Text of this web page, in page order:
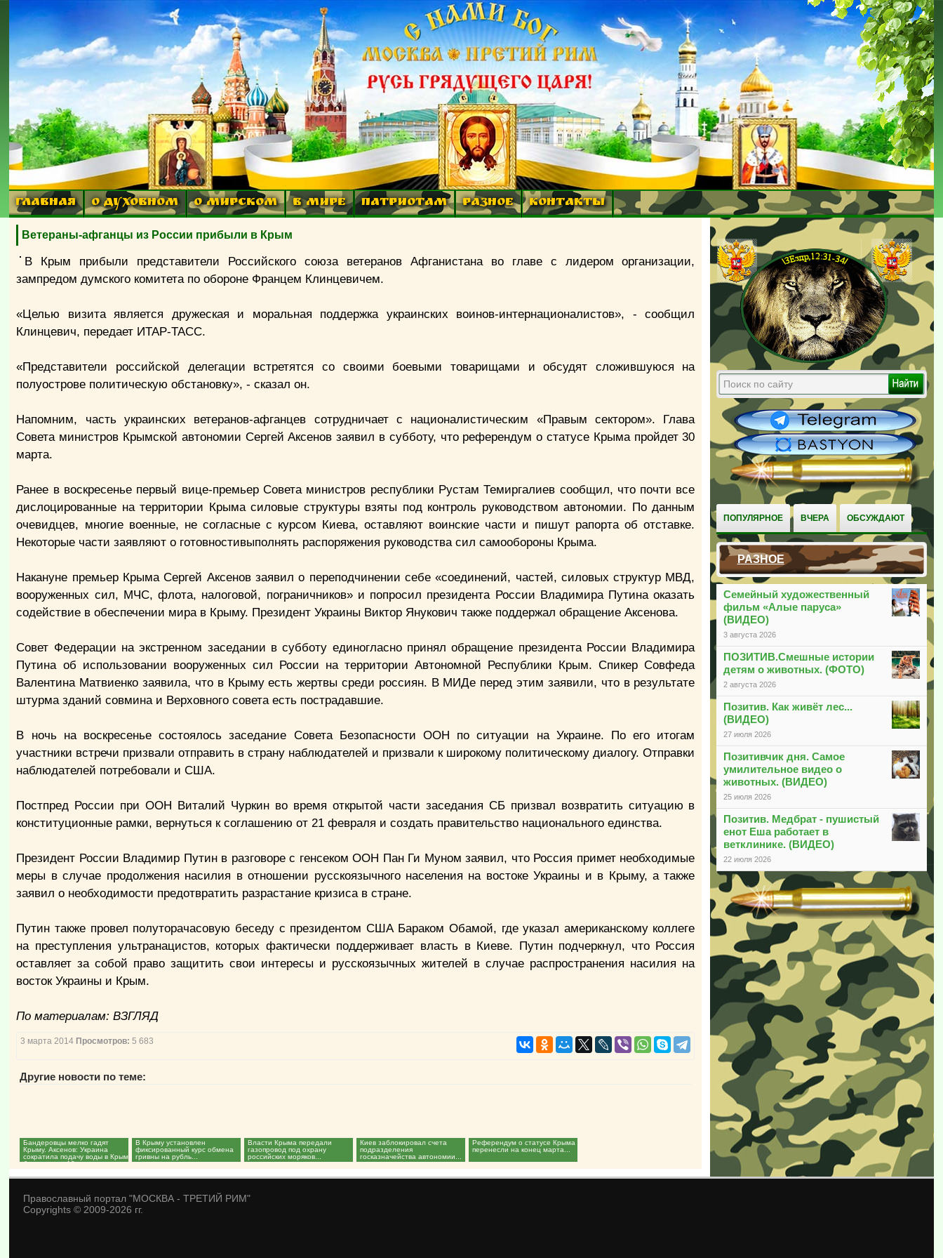
ГЛАВНАЯ О ДУХОВНОМ О МИРСКОМ В МИРЕ ПАТРИОТАМ РАЗНОЕ КОНТАКТЫ
ПОПУЛЯРНОЕ ВЧЕРА ОБСУЖДАЮТ
РАЗНОЕ
Семейный художественный
фильм «Алые паруса»
(ВИДЕО)
3 августа 2026
ПОЗИТИВ.Смешные истории
детям о животных. (ФОТО)
2 августа 2026
Позитив. Как живёт лес...
(ВИДЕО)
27 июля 2026
Позитивчик дня. Самое
умилительное видео о
животных. (ВИДЕО)
25 июля 2026
Позитив. Медбрат - пушистый
енот Еша работает в
ветклинике. (ВИДЕО)
22 июля 2026
Ветераны-афганцы из России прибыли в Крым
В Крым прибыли представители Российского союза ветеранов Афганистана во главе с лидером организации,
зампредом думского комитета по обороне Францем Клинцевичем.
«Целью визита является дружеская и моральная поддержка украинских воинов-интернационалистов», - сообщил
Клинцевич, передает ИТАР-ТАСС.
«Представители российской делегации встретятся со своими боевыми товарищами и обсудят сложившуюся на
полуострове политическую обстановку», - сказал он.
Напомним, часть украинских ветеранов-афганцев сотрудничает с националистическим «Правым сектором». Глава
Совета министров Крымской автономии Сергей Аксенов заявил в субботу, что референдум о статусе Крыма пройдет 30
марта.
Ранее в воскресенье первый вице-премьер Совета министров республики Рустам Темиргалиев сообщил, что почти все
дислоцированные на территории Крыма силовые структуры взяты под контроль руководством автономии. По данным
очевидцев, многие военные, не согласные с курсом Киева, оставляют воинские части и пишут рапорта об отставке.
Некоторые части заявляют о готовностивыполнять распоряжения руководства сил самообороны Крыма.
Накануне премьер Крыма Сергей Аксенов заявил о переподчинении себе «соединений, частей, силовых структур МВД,
вооруженных сил, МЧС, флота, налоговой, пограничников» и попросил президента России Владимира Путина оказать
содействие в обеспечении мира в Крыму. Президент Украины Виктор Янукович также поддержал обращение Аксенова.
Совет Федерации на экстренном заседании в субботу единогласно принял обращение президента России Владимира
Путина об использовании вооруженных сил России на территории Автономной Республики Крым. Спикер Совфеда
Валентина Матвиенко заявила, что в Крыму есть жертвы среди россиян. В МИДе перед этим заявили, что в результате
штурма зданий совмина и Верховного совета есть пострадавшие.
В ночь на воскресенье состоялось заседание Совета Безопасности ООН по ситуации на Украине. По его итогам
участники встречи призвали отправить в страну наблюдателей и призвали к широкому политическому диалогу. Отправки
наблюдателей потребовали и США.
Постпред России при ООН Виталий Чуркин во время открытой части заседания СБ призвал возвратить ситуацию в
конституционные рамки, вернуться к соглашению от 21 февраля и создать правительство национального единства.
Президент России Владимир Путин в разговоре с генсеком ООН Пан Ги Муном заявил, что Россия примет необходимые
меры в случае продолжения насилия в отношении русскоязычного населения на востоке Украины и в Крыму, а также
заявил о необходимости предотвратить разрастание кризиса в стране.
Путин также провел полуторачасовую беседу с президентом США Бараком Обамой, где указал американскому коллеге
на преступления ультранацистов, которых фактически поддерживает власть в Киеве. Путин подчеркнул, что Россия
оставляет за собой право защитить свои интересы и русскоязычных жителей в случае распространения насилия на
восток Украины и Крым.
По материалам: ВЗГЛЯД
3 марта 2014 Просмотров: 5 683
Другие новости по теме:
Бандеровцы мелко гадят
Крыму. Аксенов: Украина
сократила подачу воды в Крым
более чем в 12 раз...
В Крыму установлен
фиксированный курс обмена
гривны на рубль...
Власти Крыма передали
газопровод под охрану
российских моряков...
Киев заблокировал счета
подразделения
госказначейства автономии...
Референдум о статусе Крыма
перенесли на конец марта...
Православный портал "МОСКВА - ТРЕТИЙ РИМ"
Copyrights © 2009-2026 гг.